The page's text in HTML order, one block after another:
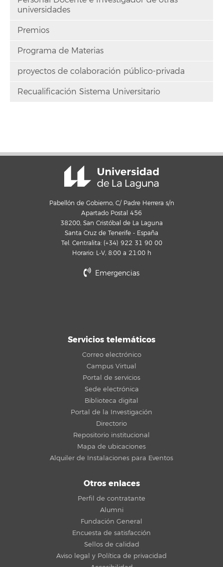
universidades
Premios
Programa de Materias
proyectos de colaboración público-privada
Recualificación Sistema Universitario
Pabellón de Gobierno, C/ Padre Herrera s/n
Apartado Postal 456
38200, San Cristóbal de La Laguna
Santa Cruz de Tenerife - España
Tel. Centralita: (+34) 922 31 90 00
Horario: L-V, 8:00 a 21:00 h
Emergencias
Servicios telemáticos
Correo electrónico
Campus Virtual
Portal de servicios
Sede electrónica
Biblioteca digital
Portal de la Investigación
Directorio
Repositorio institucional
Mapa de ubicaciones
Alquiler de Instalaciones para Eventos
Otros enlaces
Perfil de contratante
Alumni
Fundación General
Encuesta de satisfacción
Sellos de calidad
Aviso legal y Política de privacidad